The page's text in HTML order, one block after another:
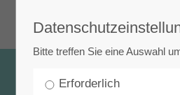
Bitte treffen Sie eine Auswahl
Erforderlich